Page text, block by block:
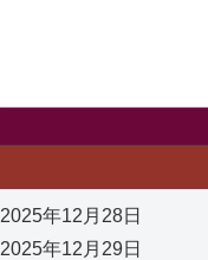
2025年12月28日
2025年12月29日